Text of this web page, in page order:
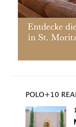
POLO+10